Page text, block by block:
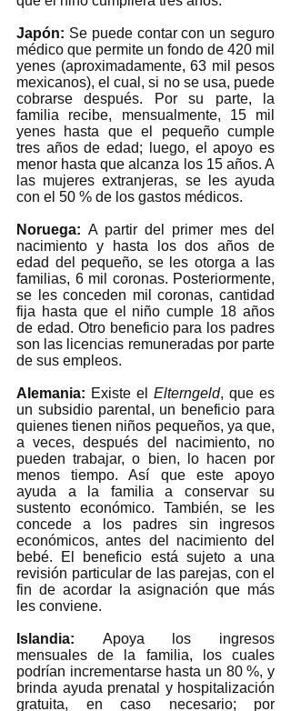
Japón: Se puede contar con un seguro
médico que permite un fondo de 420 mil
yenes (aproximadamente, 63 mil pesos
mexicanos), el cual, si no se usa, puede
cobrarse después. Por su parte, la
familia recibe, mensualmente, 15 mil
yenes hasta que el pequeño cumple
tres años de edad; luego, el apoyo es
menor hasta que alcanza los 15 años. A
las mujeres extranjeras, se les ayuda
con el 50 % de los gastos médicos.
Noruega: A partir del primer mes del
nacimiento y hasta los dos años de
edad del pequeño, se les otorga a las
familias, 6 mil coronas. Posteriormente,
se les conceden mil coronas, cantidad
fija hasta que el niño cumple 18 años
de edad. Otro beneficio para los padres
son las licencias remuneradas por parte
de sus empleos.
Alemania: Existe el Elterngeld, que es
un subsidio parental, un beneficio para
quienes tienen niños pequeños, ya que,
a veces, después del nacimiento, no
pueden trabajar, o bien, lo hacen por
menos tiempo. Así que este apoyo
ayuda a la familia a conservar su
sustento económico. También, se les
concede a los padres sin ingresos
económicos, antes del nacimiento del
bebé. El beneficio está sujeto a una
revisión particular de las parejas, con el
fin de acordar la asignación que más
les conviene.
Islandia: Apoya los ingresos
mensuales de la familia, los cuales
podrían incrementarse hasta un 80 %, y
brinda ayuda prenatal y hospitalización
gratuita, en caso necesario; por